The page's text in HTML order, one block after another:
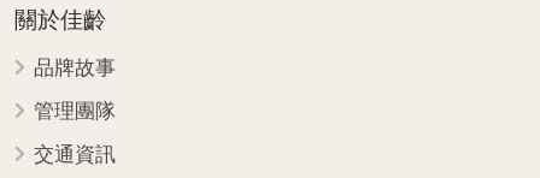
關於佳齡
品牌故事
管理團隊
交通資訊